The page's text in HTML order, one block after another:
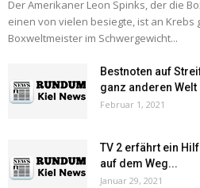
Der Amerikaner Leon Spinks, der die
einen von vielen besiegte, ist an
Boxweltmeister im Schwergewicht...
Bestnoten auf
ganz anderen Welt
Februar 1, 2021
TV 2 erfährt ein
auf dem Weg...
Januar 29, 2021